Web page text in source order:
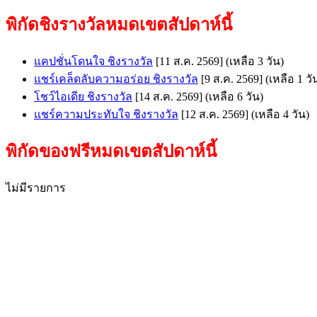
พิกัดชิงรางวัลหมดเขตสัปดาห์นี้
แคปชั่นโดนใจ ชิงรางวัล [11 ส.ค. 2569] (เหลือ 3 วัน)
แชร์เคล็ดลับความอร่อย ชิงรางวัล [9 ส.ค. 2569] (เหลือ 1 วั
โชว์ไอเดีย ชิงรางวัล [14 ส.ค. 2569] (เหลือ 6 วัน)
แชร์ความประทับใจ ชิงรางวัล [12 ส.ค. 2569] (เหลือ 4 วัน)
พิกัดของฟรีหมดเขตสัปดาห์นี้
ไม่มีรายการ